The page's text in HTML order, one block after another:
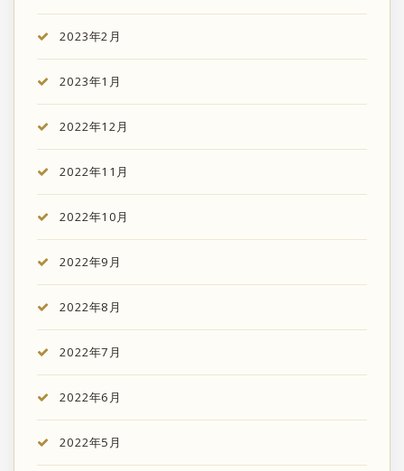
2023年2月
2023年1月
2022年12月
2022年11月
2022年10月
2022年9月
2022年8月
2022年7月
2022年6月
2022年5月